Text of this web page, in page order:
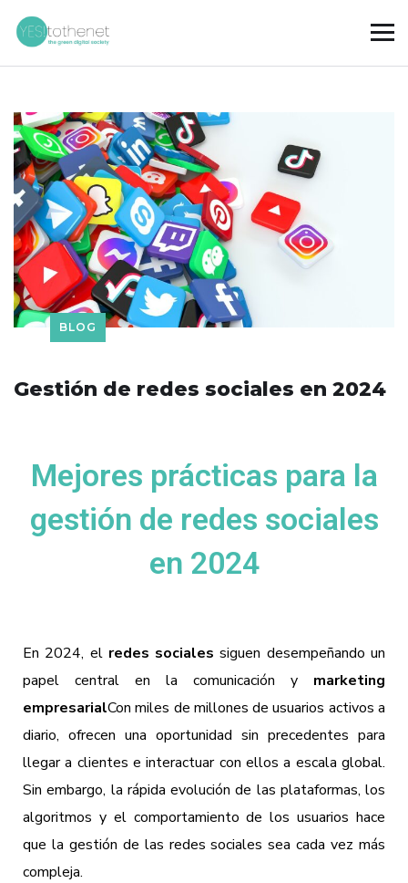
BLOG
Gestión de redes sociales en 2024
Mejores prácticas para la
gestión de redes sociales
en 2024
En 2024, elredes sociales siguen desempeñando un
papel central en la comunicación y marketing
empresarialCon miles de millones de usuarios activos a
diario, ofrecen una oportunidad sin precedentes para
llegar a clientes e interactuar con ellos a escala global.
Sin embargo, la rápida evolución de las plataformas, los
algoritmos y el comportamiento de los usuarios hace
que la gestión de las redes sociales sea cada vez más
compleja.